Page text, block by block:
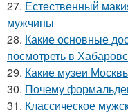
27. Естественный
мужчины
28. Какие основные
посмотреть в
29. Какие музеи
30. Почему
31. Классическое